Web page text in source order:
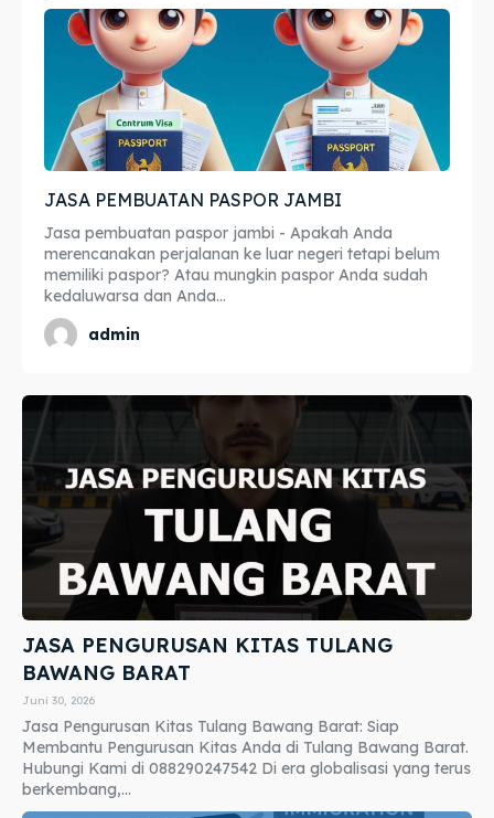
Legalisir
Apostille
Penerjemah
Asuransi
Blog
Legalisir
Apostille
Penerjemah
Asuransi
Blog
JASA PEMBUATAN PASPOR JAMBI
Jasa pembuatan paspor jambi - Apakah Anda
merencanakan perjalanan ke luar negeri tetapi belum
memiliki paspor? Atau mungkin paspor Anda sudah
kedaluwarsa dan Anda...
admin
JASA PENGURUSAN KITAS TULANG
BAWANG BARAT
Juni 30, 2026
Jasa Pengurusan Kitas Tulang Bawang Barat: Siap
Membantu Pengurusan Kitas Anda di Tulang Bawang Barat.
Hubungi Kami di 088290247542 Di era globalisasi yang terus
berkembang,...